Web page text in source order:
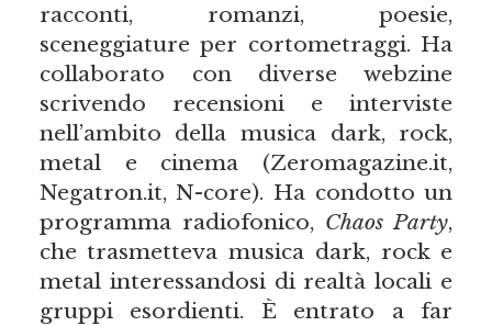
racconti, romanzi, poesie,
sceneggiature per cortometraggi. Ha
collaborato con diverse webzine
scrivendo recensioni e interviste
nell’ambito della musica dark, rock,
metal e cinema (Zeromagazine.it,
Negatron.it, N-core). Ha condotto un
programma radiofonico, Chaos Party,
che trasmetteva musica dark, rock e
metal interessandosi di realtà locali e
gruppi esordienti. È entrato a far